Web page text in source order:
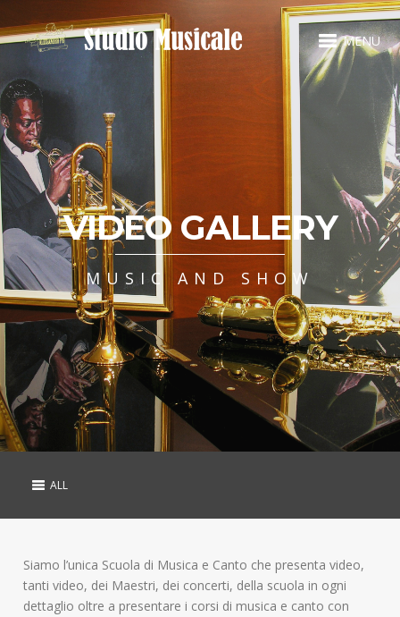
MENU
VIDEO GALLERY
MUSIC AND SHOW
ALL
Siamo l’unica Scuola di Musica e Canto che presenta video,
tanti video, dei Maestri, dei concerti, della scuola in ogni
dettaglio oltre a presentare i corsi di musica e canto con